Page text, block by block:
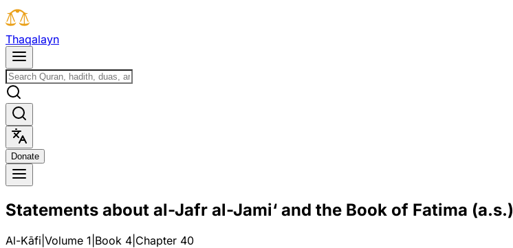
Thaqalayn
Donate
Statements about al-Jafr al-Jami‘ and the Book of Fatima (a.s.)
Al-Kāfi Volume 1 Book 4 Chapter 40